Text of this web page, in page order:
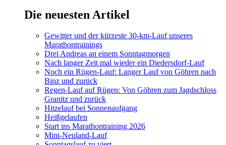
Die neuesten Artikel
Gewitter und der kürzeste 30-km-Lauf unseres
Marathontrainings
Drei Andreas an einem Sonntagmorgen
Nach langer Zeit mal wieder ein Diedersdorf-Lauf
Noch ein Rügen-Lauf: Langer Lauf von Göhren nach
Binz und zurück
Regen-Lauf auf Rügen: Von Göhren zum Jagdschloss
Granitz und zurück
Hitzelauf bei Sonnenaufgang
Heißgelaufen
Start ins Marathontraining 2026
Mini-Neuland-Lauf